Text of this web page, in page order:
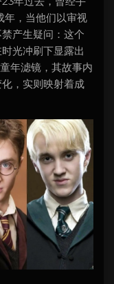
年，当他们以审视
产生疑问：这个
光冲刷下显露出
年滤镜，其故事内
，实则映射着成